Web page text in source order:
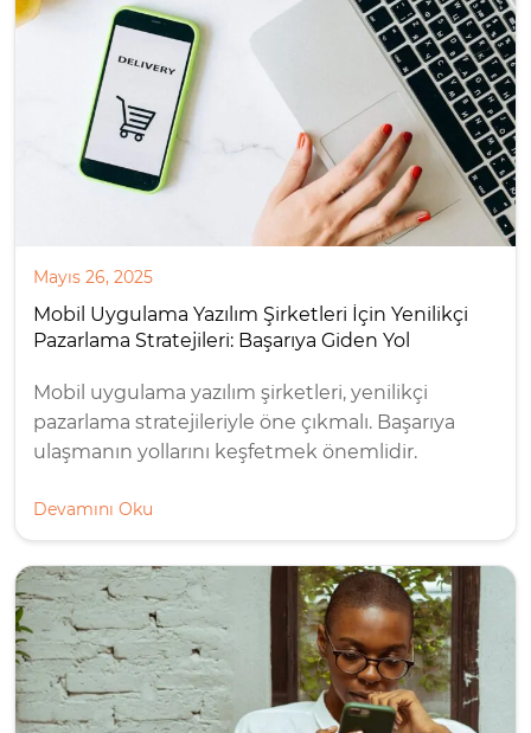
Mayıs 26, 2025
Mobil Uygulama Yazılım Şirketleri İçin Yenilikçi
Pazarlama Stratejileri: Başarıya Giden Yol
Mobil uygulama yazılım şirketleri, yenilikçi
pazarlama stratejileriyle öne çıkmalı. Başarıya
ulaşmanın yollarını keşfetmek önemlidir.
Devamını Oku